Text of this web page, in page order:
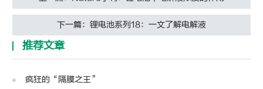
下一篇：锂电池系列18：一文了解电解液
推荐文章
疯狂的“隔膜之王”